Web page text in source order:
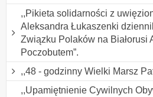
,,Pikieta solidarności z
Aleksandra Łukaszenki
Związku Polaków na Białorusi
Poczobutem”.
,,48 - godzinny Wielki Marsz
,,Upamiętnienie Cywilnych